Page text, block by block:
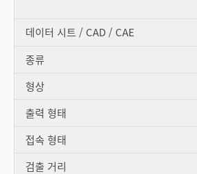
데이터 시트 / CAD / CAE
종류
형상
출력 형태
접속 형태
검출 거리